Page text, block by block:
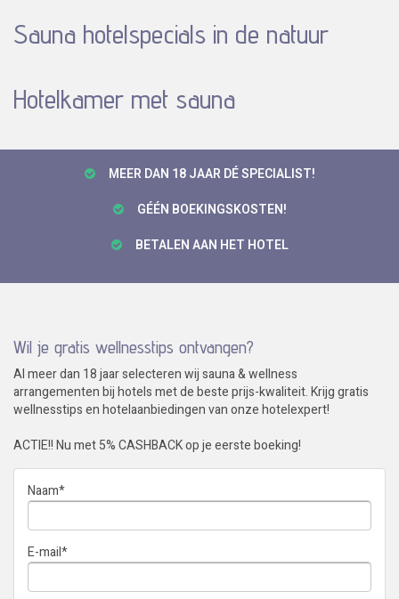
Sauna hotelspecials in de natuur
Hotelkamer met sauna
MEER DAN 18 JAAR DÉ SPECIALIST!
GÉÉN BOEKINGSKOSTEN!
BETALEN AAN HET HOTEL
Wil je gratis wellnesstips ontvangen?
Al meer dan 18 jaar selecteren wij sauna & wellness
arrangementen bij hotels met de beste prijs-kwaliteit. Krijg gratis
wellnesstips en hotelaanbiedingen van onze hotelexpert!
ACTIE!! Nu met 5% CASHBACK op je eerste boeking!
Naam*
E-mail*